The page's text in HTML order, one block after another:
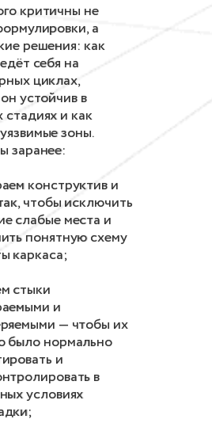
критичны не
а
решения: как
себя на
циклах,
устойчив в
и как
зоны.
заранее:
конструктив и
чтобы исключить
слабые места и
понятную схему
каркаса;
стыки
и
— чтобы их
было нормально
и
в
условиях